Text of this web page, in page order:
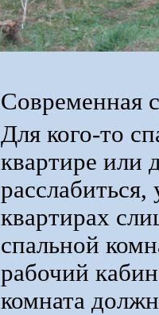
Современная
Для кого-то
квартире или
квартирах
спальной
рабочий
комната